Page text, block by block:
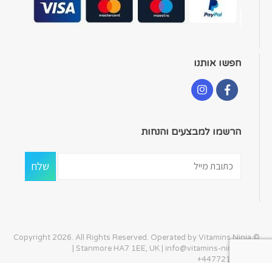
חפשו אותנו
הרשמו למבצעים והנחות
© Copyright 2026. All Rights Reserved. Operated by Vitamins Ninja
| Stanmore HA7 1EE, UK | info@vitamins-ninja.com
+447721405586